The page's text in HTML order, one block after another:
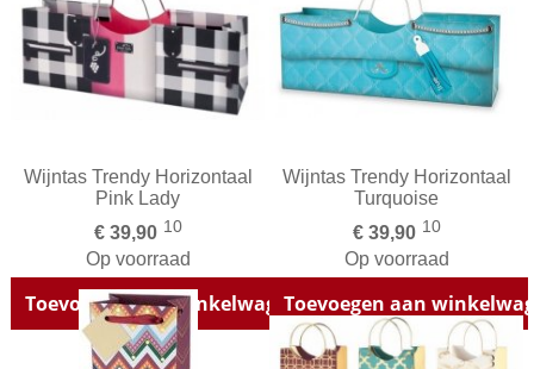
Wijntas Trendy Horizontaal
Pink Lady
€ 39,90 10
Op voorraad
Toevoegen aan winkelwagen
Wijntas Trendy Horizontaal
Turquoise
€ 39,90 10
Op voorraad
Toevoegen aan